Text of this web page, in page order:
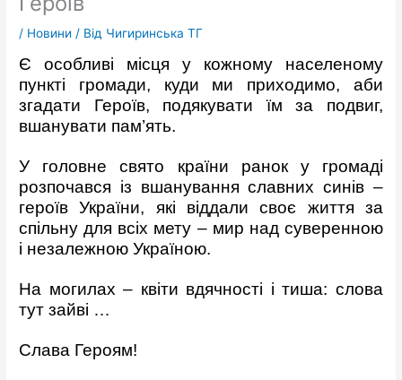
/ Новини / Від Чигиринська ТГ
Є особливі місця у кожному населеному
пункті громади, куди ми приходимо, аби
згадати Героїв, подякувати їм за подвиг,
вшанувати пам’ять.
У головне свято країни ранок у громаді
розпочався із вшанування славних синів –
героїв України, які віддали своє життя за
спільну для всіх мету – мир над суверенною
і незалежною Україною.
На могилах – квіти вдячності і тиша: слова
тут зайві …
Слава Героям!